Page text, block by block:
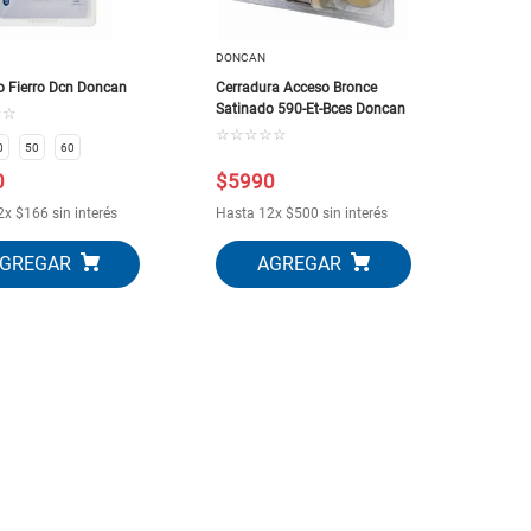
Fierro Dcn Doncan
☆
50 60
x $166 sin interés
DONCAN
Cerradura Acceso Bronce
Satinado 590-Et-Bces Doncan
☆ ☆ ☆ ☆ ☆
$5990
Hasta 12x$500 sin interés